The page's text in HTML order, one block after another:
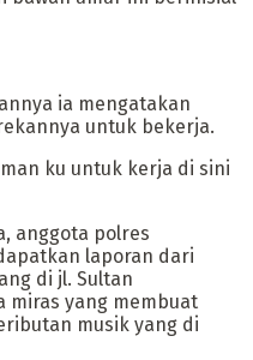
ia mengatakan
untuk bekerja.
ku untuk kerja di sini
anggota polres
laporan dari
di jl. Sultan
miras yang membuat
musik yang di